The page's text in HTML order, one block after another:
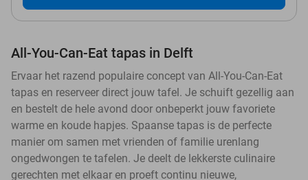
All-You-Can-Eat tapas in Delft
Ervaar het razend populaire concept van All-You-Can-Eat
tapas en reserveer direct jouw tafel. Je schuift gezellig aan
en bestelt de hele avond door onbeperkt jouw favoriete
warme en koude hapjes. Spaanse tapas is de perfecte
manier om samen met vrienden of familie urenlang
ongedwongen te tafelen. Je deelt de lekkerste culinaire
gerechten met elkaar en proeft continu nieuwe,